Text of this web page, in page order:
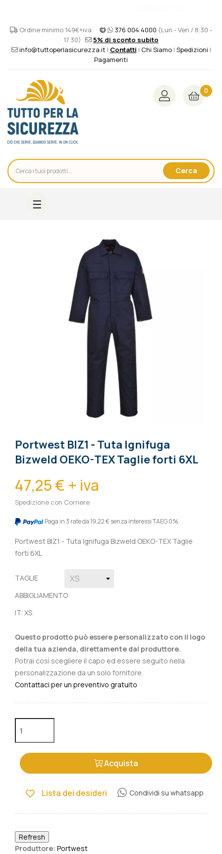
WORLDWIDE SHIPPING
Ordine minimo 149€+iva 376 004 4000 (Lun - Ven / 8.30 -
17.30)
5% di sconto subito
info@tuttoperlasicurezza.it | Contatti | Chi Siamo| Spedizioni |
Pagamenti
Cerca
0
navigazione
☰
Portwest BIZ1 - Tuta Ignifuga
Bizweld OEKO-TEX Taglie forti 6XL
47,25 € + iva
Spedizione con Corriere
Paga in 3 rate da 19,22 € senza interessi TAEG 0%.
Portwest BIZ1 - Tuta Ignifuga Bizweld OEKO-TEX Taglie
forti 6XL
TAGLIE
ABBIGLIAMENTO
IT: XS
Questo prodotto può essere personalizzato con il logo
della tua azienda, direttamente dal produttore.
Potrai così scegliere il capo ed essere seguito nella
personalizzazione da un solo fornitore.
Contattaci per un preventivo gratuito
Acquista
Lista dei desideri Condividi su whatsapp
Produttore: Portwest